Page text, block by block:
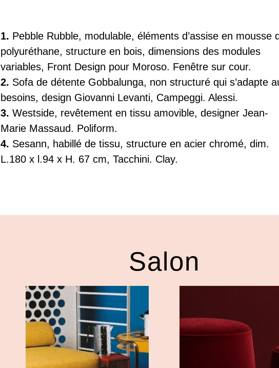
1. Pebble Rubble, modulable, éléments d’assise en mousse
polyuréthane, structure en bois, dimensions des modules
variables, Front Design pour Moroso. Fenêtre sur cour.
2. Sofa de détente Gobbalunga, non structuré qui s’adapte
besoins, design Giovanni Levanti, Campeggi.Alessi.
3. Westside, revêtement en tissu amovible, designer Jean-
Marie Massaud. Poliform.
4. Sesann, habillé de tissu, structure en acier chromé, dim.
L.180 x l.94 x H. 67 cm, Tacchini. Clay.
Salon